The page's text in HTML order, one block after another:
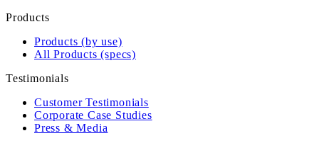
Products
Products (by use)
All Products (specs)
Testimonials
Customer Testimonials
Corporate Case Studies
Press & Media